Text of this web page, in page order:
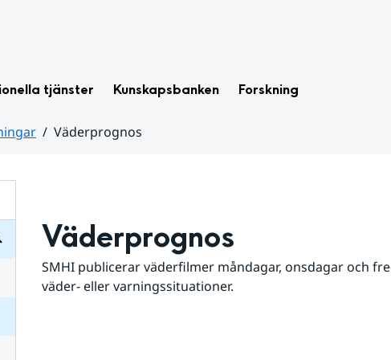
tjänster Kunskapsbanken Forskning
Väderprognos
Väderprognos
SMHI publicerar väderfilmer måndagar, onsdagar och
väder- eller varningssituationer.